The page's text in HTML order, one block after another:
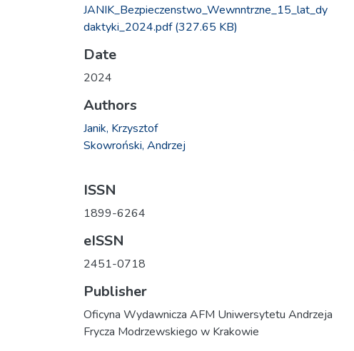
JANIK_Bezpieczenstwo_Wewnntrzne_15_lat_dy
daktyki_2024.pdf(327.65 KB)
Date
2024
Authors
Janik, Krzysztof
Skowroński, Andrzej
ISSN
1899-6264
eISSN
2451-0718
Publisher
Oficyna Wydawnicza AFM Uniwersytetu Andrzeja
Frycza Modrzewskiego w Krakowie